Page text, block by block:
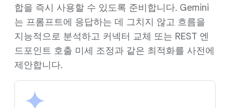
합을 즉시 사용할 수 있도록 준비합니다. Gemini
는 프롬프트에 응답하는 데 그치지 않고 흐름을
지능적으로 분석하고 커넥터 교체 또는 REST 엔
드포인트 호출 미세 조정과 같은 최적화를 사전에
제안합니다.